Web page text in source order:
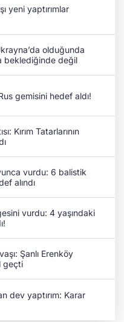
yeni yaptırımlar
olduğunda
beklediğinde değil
gemisini hedef aldı!
Kırım Tatarlarının
vurdu: 6 balistik
alındı
vurdu: 4 yaşındaki
Şanlı Erenköy
geçti
dev yaptırım: Karar